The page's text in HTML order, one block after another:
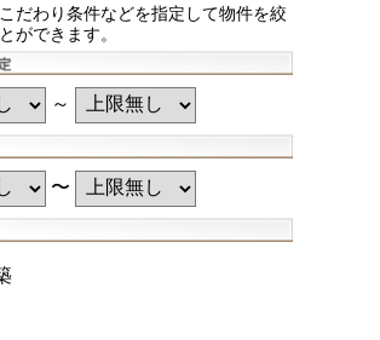
だわり条件などを指定して物件を絞
ができます。
～
〜